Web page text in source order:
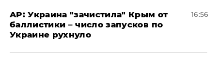
AP: Украина "зачистила" Крым от
баллистики – число запусков по
Украине рухнуло
16:56